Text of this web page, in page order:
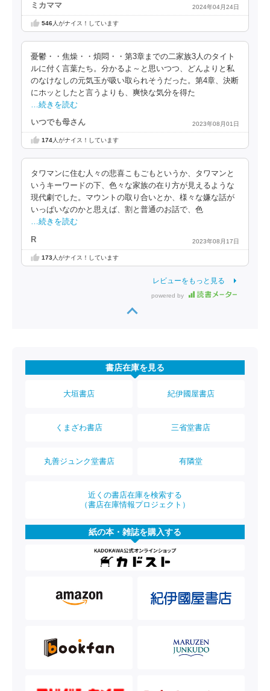
ミカママ 2024年04月24日
546人がナイス！しています
憂鬱・・焦燥・・煩悶・・第3章までの二家族3人のタイト
ルに付く言葉たち。分かるよ～と思いつつ、どんよりと私
のなけなしの元気玉が吸い取られそうだった。第4章、決断
にホッとしたと言うよりも、爽快な気分を得た
…続きを読む
いつでも母さん 2023年08月01日
174人がナイス！しています
タワマンに住む人々の悲喜こもごもというか、タワマンと
いうキーワードの下、色々な家族の在り方が見えるような
現代劇でした。マウントの取り合いとか、様々な嫌な話が
いっぱいなのかと思えば、割と普通のお話で、色
…続きを読む
R 2023年08月17日
173人がナイス！しています
レビューをもっと見る
powered by
書店在庫を見る
大垣書店 紀伊國屋書店
くまざわ書店 三省堂書店
丸善ジュンク堂書店 有隣堂
近くの書店在庫を検索する
（書店在庫情報プロジェクト）
紙の本・雑誌を購入する